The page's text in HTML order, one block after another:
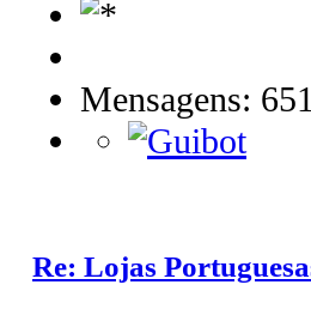
Mensagens:
Re: Lojas